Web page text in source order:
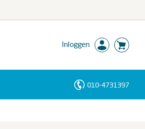
Inloggen
010-4731397